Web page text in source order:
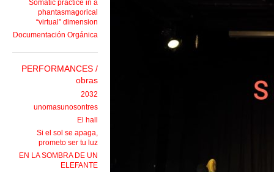
Somatic practice in a
phantasmagorical
“virtual” dimension
Documentación Orgánica
PERFORMANCES /
obras
2032
unomasunosontres
El hall
Si el sol se apaga,
prometo ser tu luz
EN LA SOMBRA DE UN
ELEFANTE